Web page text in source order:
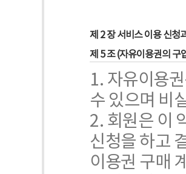
제 2 장 서비스 이용 신청
제 5 조 (자유이용권의 구
1. 자유이용
수 있으며 비
2. 회원은 이
신청을 하고
이용권 구매